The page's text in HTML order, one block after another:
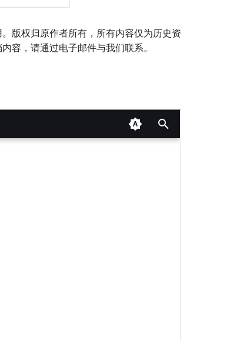
版权归原作者所有，所有内容仅为历史资
容，请通过电子邮件与我们联系。